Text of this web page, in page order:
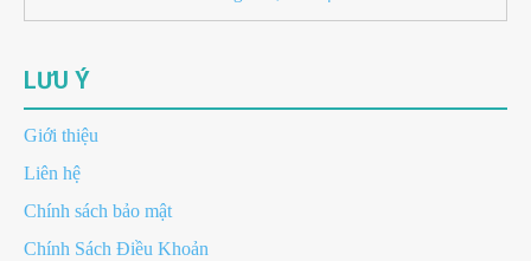
LƯU Ý
Giới thiệu
Liên hệ
Chính sách bảo mật
Chính Sách Điều Khoản